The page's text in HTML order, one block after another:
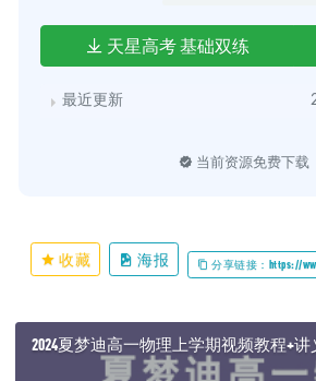
天星高考 基础双练
最近更新
当前资源免费下载
收藏 海报 分享链接：https://
2024夏梦迪高一物理上学期视频教程+讲